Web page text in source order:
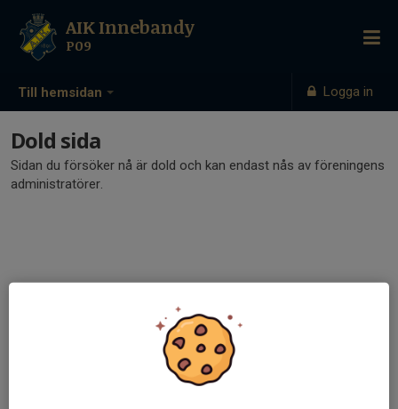
Till hemsidan Logga in
AIK Innebandy
P09
Dold sida
Sidan du försöker nå är dold och kan endast nås av föreningens
administratörer.